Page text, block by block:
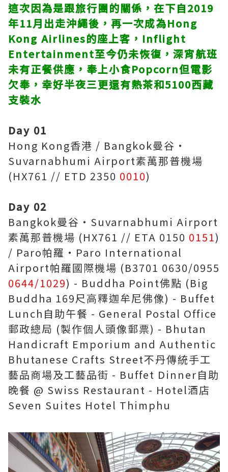
這次因為是跟旅行團的關係，在下自2019
年11月出走沖繩後，再一次成為Hong
Kong Airlines的座上客，Inflight
Entertainment至今仍未恢復，深宵航班
未有正餐供應，奉上小食Popcorn但電影
欠奉，幸好半夜三更還有熱茶和5100西藏
支裝水
Day 01
Hong Kong香港 / Bangkok曼谷‧
Suvarnabhumi Airport素萬那普機場
(HX761 // ETD 2350 0010)
Day 02
Bangkok曼谷‧Suvarnabhumi Airport
素萬那普機場 (HX761 // ETA 0150 0151)
/ Paro帕羅‧Paro International
Airport帕羅國際機場 (B3701 0630/0955
0644/1029) - Buddha Point佛點 (Big
Buddha 169尺高釋迦牟尼佛像) - Buffet
Lunch自助午餐 - General Postal Office
郵政總局 (製作個人頭像郵票) - Bhutan
Handicraft Emporium and Authentic
Bhutanese Crafts Street不丹傳統手工
藝品商場及工藝品街 - Buffet Dinner自助
晚餐 @ Swiss Restaurant - Hotel酒店
Seven Suites Hotel Thimphu